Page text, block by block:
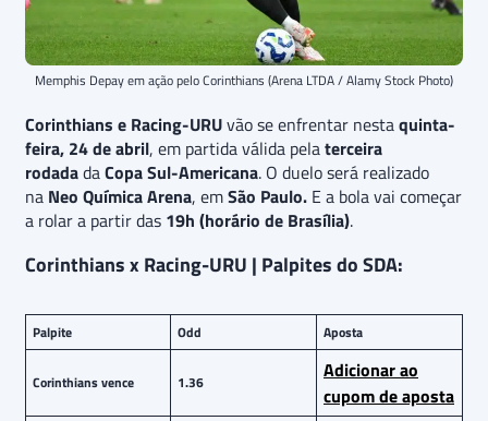
Memphis Depay em ação pelo Corinthians (Arena LTDA / Alamy Stock Photo)
Corinthians e Racing-URUvão se enfrentar nestaquinta-
feira, 24 de abril, em partida válida pelaterceira
rodadadaCopa Sul-Americana. O duelo será realizado
na Neo Química Arena, emSão Paulo. E a bola vai começar
a rolar a partir das 19h (horário de Brasília).
Corinthians x Racing-URU | Palpites do SDA:
Palpite Odd Aposta
Corinthians vence 1.36
Adicionar ao
cupom de aposta